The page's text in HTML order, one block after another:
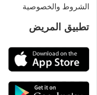
الشروط والخصوصية
تطبيق المريض